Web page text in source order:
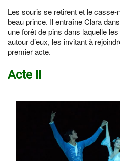
Les souris se retirent et le
beau prince. Il entraîne Clara
une forêt de pins dans laquelle
autour d’eux, les invitant à
premier acte.
Acte II